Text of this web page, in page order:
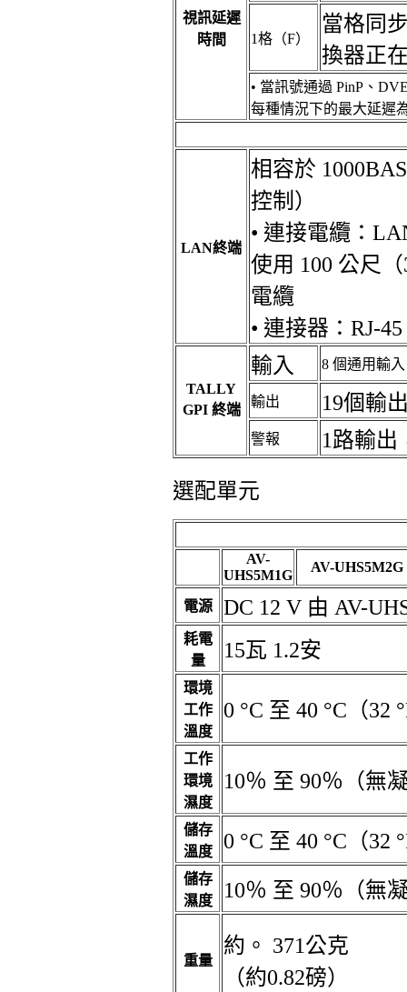
視訊延遲
時間
1格（F）
當格同
換器正
• 當訊號通過 PinP、
每種情況下的最大延遲
LAN終端
相容於
控制）
• 連接電纜：
使用 100 公尺
電纜
• 連接器：RJ-45
TALLY
GPI 終端
輸入 8 個通用輸
輸出 19個輸
警報 1路輸出
選配單元
AV-
UHS5M1G
AV-UHS5M2G
電源 DC 12 V 由 AV-
耗電
量
15瓦 1.2安
環境
工作
溫度
0 °C 至 40 °C（32
工作
環境
濕度
10％ 至 90％（無
儲存
溫度
0 °C 至 40 °C（32
儲存
濕度
10％ 至 90％（無
重量
約。 371公克
（約0.82磅）